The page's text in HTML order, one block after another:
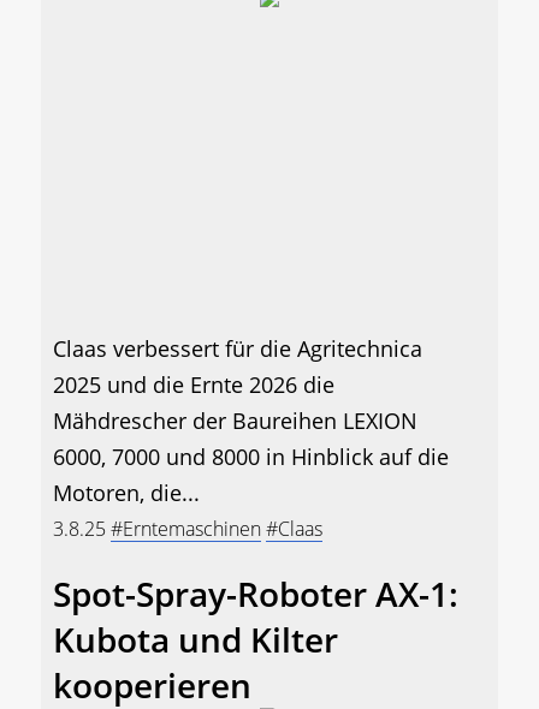
Claas verbessert für die Agritechnica
2025 und die Ernte 2026 die
Mähdrescher der Baureihen LEXION
6000, 7000 und 8000 in Hinblick auf die
Motoren, die...
3.8.25#Erntemaschinen#Claas
Spot-Spray-Roboter AX-1:
Kubota und Kilter
kooperieren